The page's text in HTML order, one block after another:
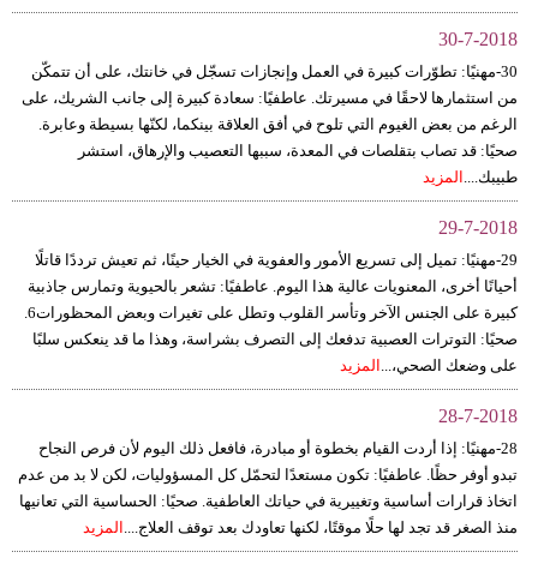
إسلامية
علوم
وتكنولوجيا
بيئة
مدوَّنات
أبراج
30-7-2018
30-مهنيًا: تطوّرات كبيرة في العمل وإنجازات تسجّل في خانتك، على أن تتمكّن
من استثمارها لاحقًا في مسيرتك. عاطفيًا: سعادة كبيرة إلى جانب الشريك، على
الرغم من بعض الغيوم التي تلوح في أفق العلاقة بينكما، لكنّها بسيطة وعابرة.
صحيًا: قد تصاب بتقلصات في المعدة، سببها التعصيب والإرهاق، استشر
طبيبك.... المزيد
29-7-2018
29-مهنيًا: تميل إلى تسريع الأمور والعفوية في الخيار حينًا، ثم تعيش ترددًا قاتلًا
أحيانًا أخرى، المعنويات عالية هذا اليوم. عاطفيًا: تشعر بالحيوية وتمارس جاذبية
كبيرة على الجنس الآخر وتأسر القلوب وتطل على تغيرات وبعض المحظورات6.
صحيًا: التوترات العصبية تدفعك إلى التصرف بشراسة، وهذا ما قد ينعكس سلبًا
على وضعك الصحي،... المزيد
28-7-2018
28-مهنيًا: إذا أردت القيام بخطوة أو مبادرة، فافعل ذلك اليوم لأن فرص النجاح
تبدو أوفر حظًا. عاطفيًا: تكون مستعدًا لتحمّل كل المسؤوليات، لكن لا بد من عدم
اتخاذ قرارات أساسية وتغييرية في حياتك العاطفية. صحيًا: الحساسية التي تعانيها
منذ الصغر قد تجد لها حلًا موقتًا، لكنها تعاودك بعد توقف العلاج.... المزيد